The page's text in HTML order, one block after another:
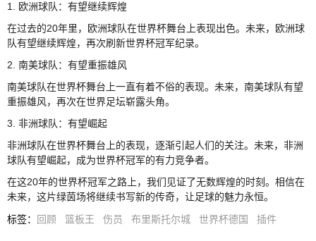
1. 欧洲球队：有望继续辉煌
在过去的20年里，欧洲球队在世界杯舞台上表现出色。未来，欧洲球
队有望继续辉煌，再次刷新世界杯冠军纪录。
2. 南美球队：有望重振雄风
南美球队在世界杯舞台上一直有着不俗的表现。未来，南美球队有望
重振雄风，再次在世界足坛崭露头角。
3. 非洲球队：有望崛起
非洲球队在世界杯舞台上的表现，逐渐引起人们的关注。未来，非洲
球队有望崛起，成为世界杯冠军的有力竞争者。
在这20年的世界杯冠军之路上，我们见证了无数辉煌的时刻。相信在
未来，这片绿茵场将继续书写新的传奇，让足球的魅力永恒。
标签： 回顾 篮板王 伤员 布里斯托尔城 世界杯德国 插件